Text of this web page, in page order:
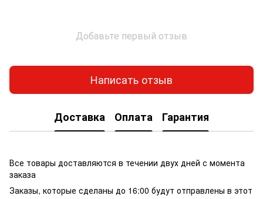
Добавьте первый отзыв
Написать отзыв
Доставка Оплата Гарантия
Все товары доставляются в течении двух дней с момента
заказа
Заказы, которые сделаны до 16:00 будут отправлены в этот